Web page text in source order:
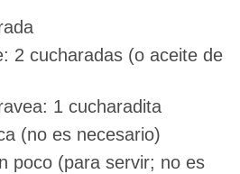
2 cucharadas (o aceite de
1 cucharadita
(no es necesario)
poco (para servir; no es